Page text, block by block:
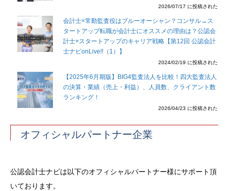
2026/07/17 に投稿された
会計士×常勤監査役はブルーオーシャン？コンサル→ス
タートアップ転職が会計士にオススメの理由は？公認会
計士×スタートアップのキャリア戦略【第12回 公認会計
士ナビonLive!!（1）】
2024/02/19 に投稿された
【2025年6月期版】BIG4監査法人を比較！四大監査法人
の決算・業績（売上・利益）、人員数、クライアント数
ランキング！
2026/04/23 に投稿された
オフィシャルパートナー企業
公認会計士ナビは以下のオフィシャルパートナー様にサポート頂
いております。